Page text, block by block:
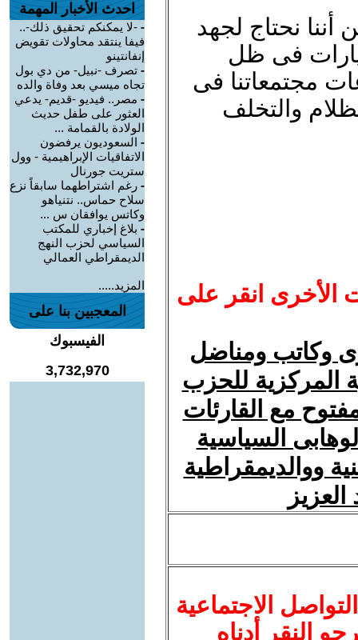
نحتاج لجهد
فى ظل
مجتمعاتنا فى
والتخلف
الأخرى انقر على
وكاتب ومناضل
للحزب
مع القارئات
السياسية
ووالديمقراطية
الاجتماعية
النقر أدناه
احدث الأخبار المهمة
- -لا يمكنكم تحقيق ذلك-..
فيفا ينتقد محاولات تقويض
إنفانتينو
- تصرف -نبيل- من دي بول
تجاه ميسي بعد وفاة والده
- مصر.. فيديو -قديم- يدعي
العثور على طفل حديث
الولادة بالقمامة ...
- السعوديون يرفضون
الاتفاقيات الإبراهيمية - وول
ستريت جورنال
- رغم اشتراطهما سابقاً نزع
سلاح حماس.. نتنياهو
وكاتس يوافقان س ...
- بلاغ إخباري للمكتب
السياسي لحزب النهج
الديمقراطي العمالي
المزيد.....
المعجبين بنا على
الفيسبوك
3,732,970